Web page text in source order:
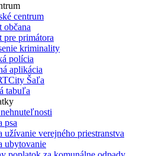
centrum
občana
pre primátora
kriminality
polícia
aplikácia
Šaľa
tabuľa
psa
užívanie verejného priestranstva
ubytovanie